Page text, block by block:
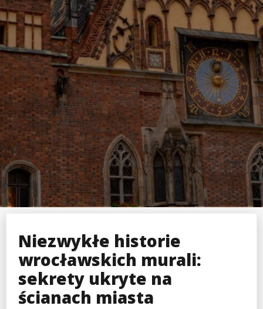
Niezwykłe historie
wrocławskich murali:
sekrety ukryte na
ścianach miasta